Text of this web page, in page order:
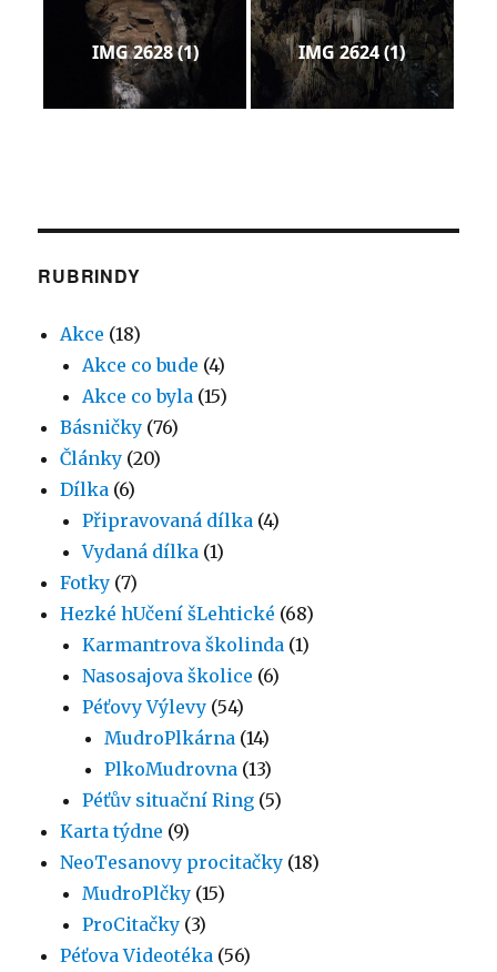
IMG 2628 (1) IMG 2624 (1)
RUBRINDY
Akce (18)
Akce co bude (4)
Akce co byla (15)
Básničky (76)
Články (20)
Dílka (6)
Připravovaná dílka (4)
Vydaná dílka (1)
Fotky (7)
Hezké hUčení šLehtické (68)
Karmantrova školinda (1)
Nasosajova školice (6)
Péťovy Výlevy (54)
MudroPlkárna (14)
PlkoMudrovna (13)
Péťův situační Ring (5)
Karta týdne (9)
NeoTesanovy procitačky (18)
MudroPlčky (15)
ProCitačky (3)
Péťova Videotéka (56)